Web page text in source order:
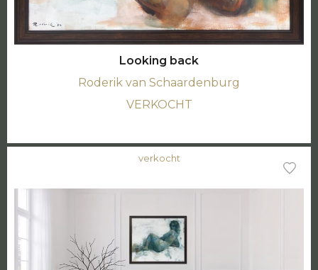
Looking back
Roderik van Schaardenburg
VERKOCHT
verkocht